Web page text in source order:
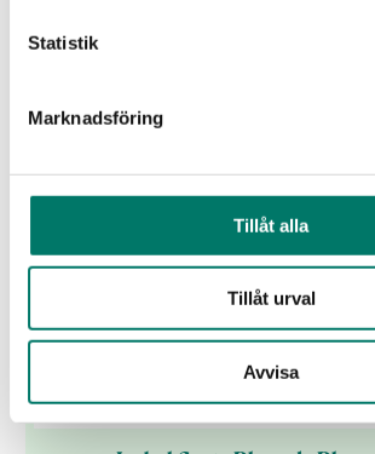
Statistik
Marknadsföring
Tillåt alla
Tillåt urval
Avvisa